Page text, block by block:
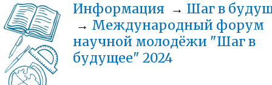
Информация → Шаг в
→ Международный форум
научной молодёжи "Шаг в
будущее" 2024